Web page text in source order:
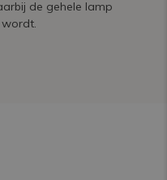
de gehele lamp